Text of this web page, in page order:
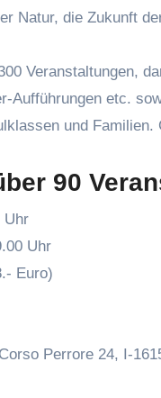
Natur, die Zukunft
Veranstaltungen,
Aufführungen etc.
und
90
Uhr
Uhr
Euro)
Perrore 24, I-